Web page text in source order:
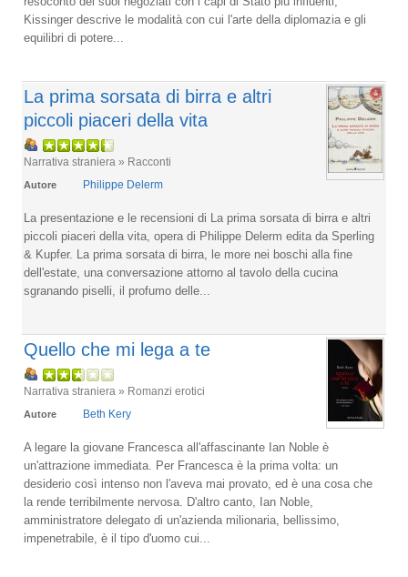
Kissinger descrive le modalità con cui l'arte della diplomazia e gli
equilibri di potere...
La prima sorsata di birra e altri
piccoli piaceri della vita
Narrativa straniera » Racconti
Autore Philippe Delerm
La presentazione e le recensioni di La prima sorsata di birra e altri
piccoli piaceri della vita, opera di Philippe Delerm edita da Sperling
& Kupfer. La prima sorsata di birra, le more nei boschi alla fine
dell'estate, una conversazione attorno al tavolo della cucina
sgranando piselli, il profumo delle...
Quello che mi lega a te
Narrativa straniera » Romanzi erotici
Autore Beth Kery
A legare la giovane Francesca all'affascinante Ian Noble è
un'attrazione immediata. Per Francesca è la prima volta: un
desiderio così intenso non l'aveva mai provato, ed è una cosa che
la rende terribilmente nervosa. D'altro canto, Ian Noble,
amministratore delegato di un'azienda milionaria, bellissimo,
impenetrabile, è il tipo d'uomo cui...